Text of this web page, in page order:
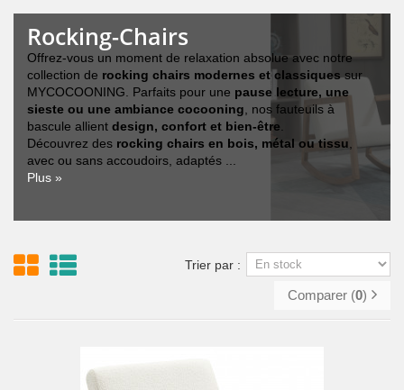
Rocking-Chairs
Offrez-vous un moment de relaxation absolue avec notre
collection de rocking chairs modernes et classiquessur
MYCOCOONING. Parfaits pour une pause lecture, une
sieste ou une ambiance cocooning , nos fauteuils à
bascule allient design, confort et bien-être
Découvrez des rocking chairs en bois, métal ou tissu
avec ou sans accoudoirs, adaptés ...
Plus »
Trier par :
Comparer (0)